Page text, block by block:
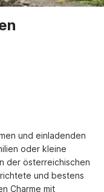
und einladenden
oder kleine
der österreichischen
und bestens
Charme mit